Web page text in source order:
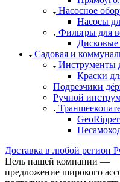
Насосное
Насосы
Фильтры для
Садовая и
Инструменты
Краски
Подрезчики
Ручной
Доставка в любой регион
Цель нашей компании —
предложение широкого